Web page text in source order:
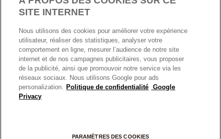
Politique de confidentialité
Conditions générales de vente
Conditions générales de vente Click & Collect
Plateforme ODR
Information sur le fabricant et l'importateur
Index égalité Femme/Homme
FRANCE
France
© TOUS DROITS RESERVES. 2026 Pandora
SITE INTERNET
Nous utilisons des cookies pour améliorer votre expérience
utilisateur, réaliser des statistiques, analyser votre
comportement en ligne, mesurer l’audience de notre site
internet et de nos campagnes publicitaires, vous proposer
de la publicité, ainsi que promouvoir notre service via les
réseaux sociaux. Nous utilisons Google pour ads
personalization. Politique de confidentialité Google
Privacy
PARAMÈTRES DES COOKIES